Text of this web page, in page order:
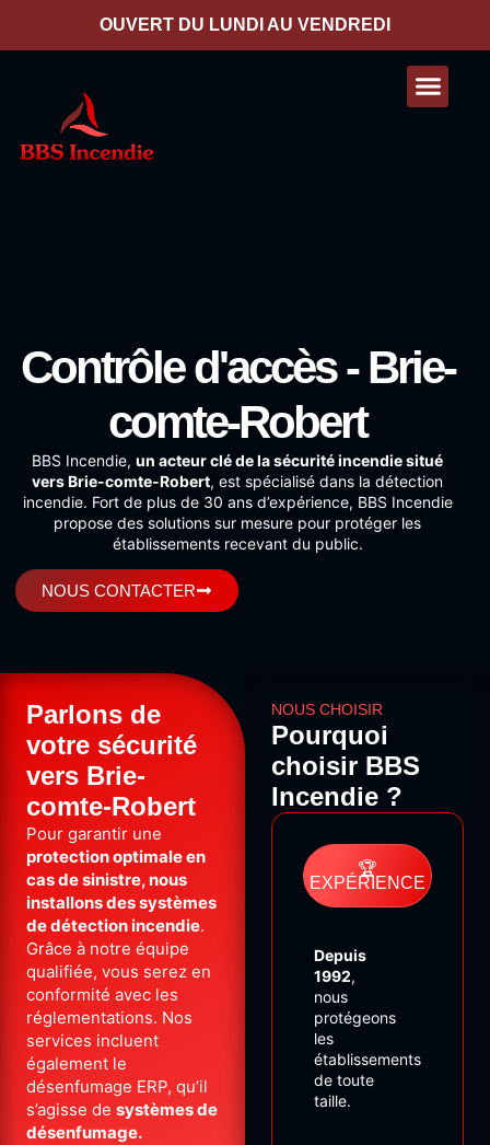
OUVERT DU LUNDI AU VENDREDI
Contrôle d'accès - Brie-
comte-Robert
BBS Incendie, un acteur clé de la sécurité incendie situé
vers Brie-comte-Robert, est spécialisé dans la détection
incendie. Fort de plus de 30 ans d’expérience, BBS Incendie
propose des solutions sur mesure pour protéger les
établissements recevant du public.
NOUS CONTACTER
Parlons de
votre sécurité
vers Brie-
comte-Robert
Pour garantir une
protection optimale en
cas de sinistre, nous
installons des systèmes
de détection incendie.
Grâce à notre équipe
qualifiée, vous serez en
conformité avec les
réglementations. Nos
services incluent
également le
désenfumage ERP, qu’il
s’agisse de systèmes de
désenfumage.
NOUS CHOISIR
Pourquoi
choisir BBS
Incendie ?
🏆
EXPÉRIENCE
Depuis
1992,
nous
protégeons
les
établissements
de toute
taille.